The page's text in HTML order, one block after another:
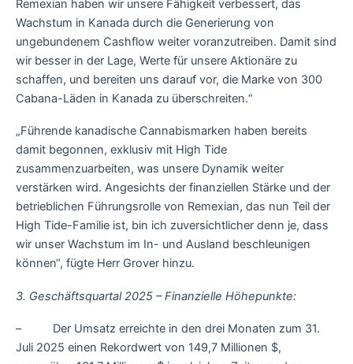
Remexian haben wir unsere Fähigkeit verbessert, das
Wachstum in Kanada durch die Generierung von
ungebundenem Cashflow weiter voranzutreiben. Damit sind
wir besser in der Lage, Werte für unsere Aktionäre zu
schaffen, und bereiten uns darauf vor, die Marke von 300
Cabana-Läden in Kanada zu überschreiten.“
„Führende kanadische Cannabismarken haben bereits
damit begonnen, exklusiv mit High Tide
zusammenzuarbeiten, was unsere Dynamik weiter
verstärken wird. Angesichts der finanziellen Stärke und der
betrieblichen Führungsrolle von Remexian, das nun Teil der
High Tide-Familie ist, bin ich zuversichtlicher denn je, dass
wir unser Wachstum im In- und Ausland beschleunigen
können“, fügte Herr Grover hinzu.
3. Geschäftsquartal 2025 – Finanzielle Höhepunkte:
– Der Umsatz erreichte in den drei Monaten zum 31.
Juli 2025 einen Rekordwert von 149,7 Millionen $,